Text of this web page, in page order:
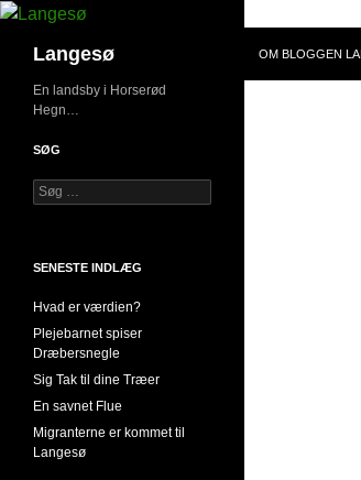
Hop
indholdLangesø OM BLOGGEN
En landsby i Horserød
Hegn…
SØG
Søg
efter:
SENESTE INDLÆG
Hvad er værdien?
Plejebarnet spiser
Dræbersnegle
Sig Tak til dine Træer
En savnet Flue
Migranterne er kommet til
Langesø